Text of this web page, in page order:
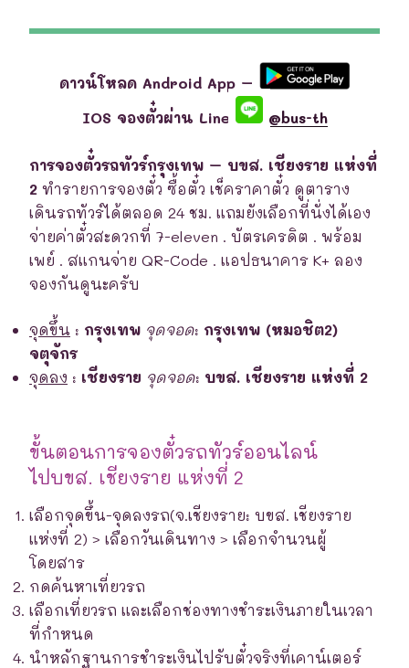
ดาวน์โหลด Android App –
IOS จองตั๋วผ่าน Line
@bus-th
การจองตั๋วรถทัวร์กรุงเทพ – บขส. เชียงราย แห่งที่
2 ทำรายการจองตั๋ว ซื้อตั๋ว เช็คราคาตั๋ว ดูตาราง
เดินรถทัวร์ได้ตลอด 24 ชม. แถมยังเลือกที่นั่งได้เอง
จ่ายค่าตั๋วสะดวกที่ 7-eleven . บัตรเครดิต . พร้อม
เพย์ . สแกนจ่าย QR-Code . แอปธนาคาร K+ ลอง
จองกันดูนะครับ
จุดขึ้น : กรุงเทพ จุดจอด: กรุงเทพ (หมอชิต2)
จตุจักร
จุดลง : เชียงราย จุดจอด: บขส. เชียงราย แห่งที่ 2
ขั้นตอนการจองตั๋วรถทัวร์ออนไลน์
ไปบขส. เชียงราย แห่งที่ 2
เลือกจุดขึ้น-จุดลงรถ(จ.เชียงราย: บขส. เชียงราย
แห่งที่ 2) > เลือกวันเดินทาง > เลือกจำนวนผู้
โดยสาร
กดค้นหาเที่ยวรถ
เลือกเที่ยวรถ และเลือกช่องทางชำระเงินภายในเวลา
ที่กำหนด
นำหลักฐานการชำระเงินไปรับตั๋วจริงที่เคาน์เตอร์